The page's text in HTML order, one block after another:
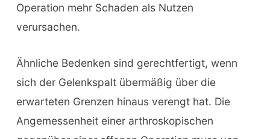
Operation mehr Schaden als Nutzen
verursachen.
Ähnliche Bedenken sind gerechtfertigt, wenn
sich der Gelenkspalt übermäßig über die
erwarteten Grenzen hinaus verengt hat. Die
Angemessenheit einer arthroskopischen